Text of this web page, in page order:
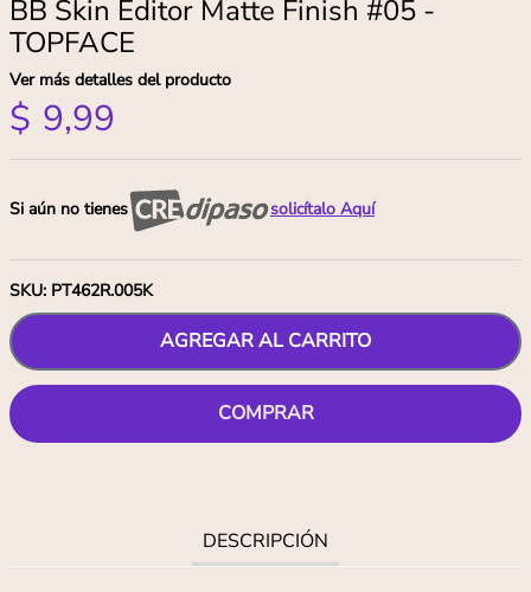
BB Skin Editor Matte Finish #05 -
TOPFACE
Ver más detalles del producto
$ 9,99
Si aún no tienes solicítalo Aquí
SKU: PT462R.005K
AGREGAR AL CARRITO
COMPRAR
DESCRIPCIÓN